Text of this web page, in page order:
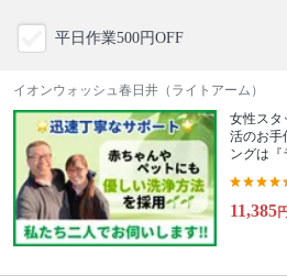
平日作業500円OFF
イオンウォッシュ春日井（ライトアーム）
女性ス
活のお手
ングは『
11,385